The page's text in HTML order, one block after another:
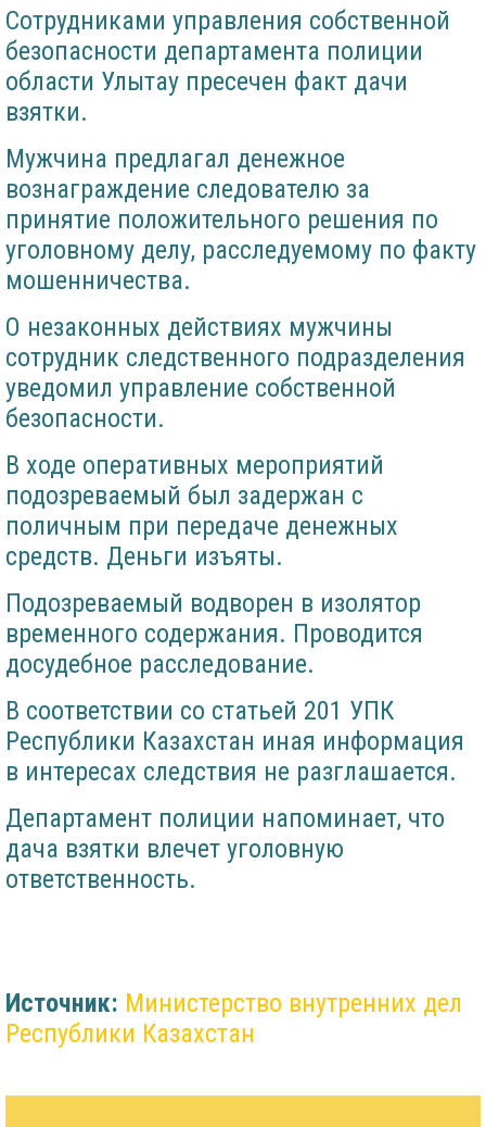
Сотрудниками управления собственной
безопасности департамента полиции
области Улытау пресечен факт дачи
взятки.
Мужчина предлагал денежное
вознаграждение следователю за
принятие положительного решения по
уголовному делу, расследуемому по факту
мошенничества.
О незаконных действиях мужчины
сотрудник следственного подразделения
уведомил управление собственной
безопасности.
В ходе оперативных мероприятий
подозреваемый был задержан с
поличным при передаче денежных
средств. Деньги изъяты.
Подозреваемый водворен в изолятор
временного содержания. Проводится
досудебное расследование.
В соответствии со статьей 201 УПК
Республики Казахстан иная информация
в интересах следствия не разглашается.
Департамент полиции напоминает, что
дача взятки влечет уголовную
ответственность.
Источник: Министерство внутренних дел
Республики Казахстан